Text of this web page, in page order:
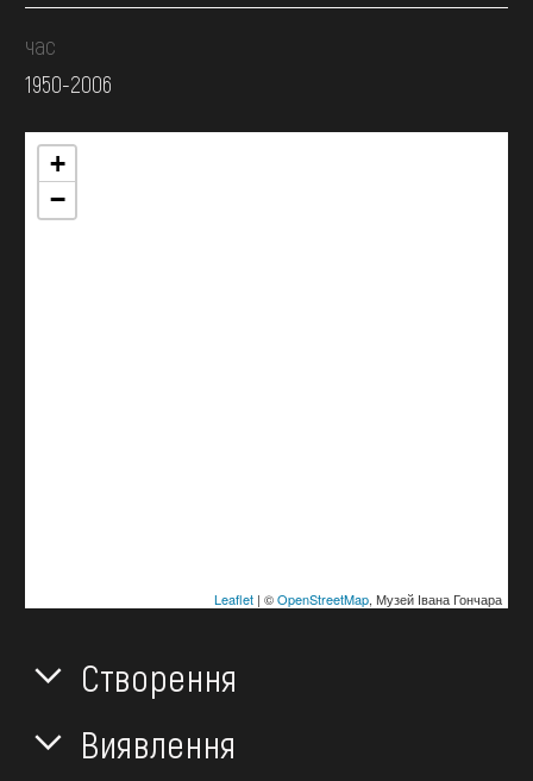
час
1950-2006
+
−
Leaflet| ©OpenStreetMap, Музей Івана Гончара
Створення
Виявлення